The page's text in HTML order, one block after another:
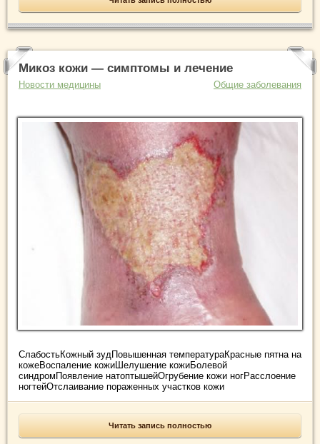
Микоз кожи — симптомы и лечение
Новости медицины Общие заболевания
СлабостьКожный зудПовышенная температураКрасные пятна на
кожеВоспаление кожиШелушение кожиБолевой
синдромПоявление натоптышейОгрубение кожи ногРасслоение
ногтейОтслаивание пораженных участков кожи
Читать запись полностью